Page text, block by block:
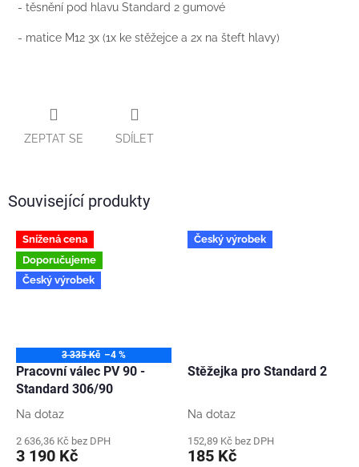
- těsnění pod hlavu Standard 2 gumové
- matice M12 3x (1x ke stěžejce a 2x na šteft hlavy)
ZEPTAT SE SDÍLET
Související produkty
Snížená cena
Doporučujeme
Český výrobek
3 335 Kč –4 %
Pracovní válec PV 90 -
Standard 306/90
Na dotaz
2 636,36 Kč bez DPH
3 190 Kč
Český výrobek
Stěžejka pro Standard 2
Na dotaz
152,89 Kč bez DPH
185 Kč